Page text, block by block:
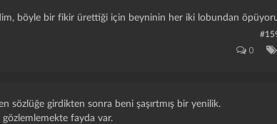
böyle bir fikir ürettiği için beyninin her iki lobundan
0
sözlüğe girdikten sonra beni şaşırtmış bir yenilik.
gözlemlemekte fayda var.